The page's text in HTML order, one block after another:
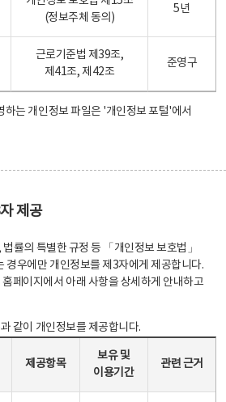
(정보주체 동의)
5년
근로기준법 제39조,
제41조, 제42조
준영구
하는 개인정보 파일은 '개인정보 포털'에서
제공
률의 특별한 규정 등 「개인정보 보호법」
경우에만 개인정보를 제3자에게 제공합니다.
페이지에서 아래 사항을 상세하게 안내하고
같이 개인정보를 제공합니다.
제공항목
보유 및
이용기간
관련 근거